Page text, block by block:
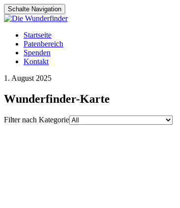
Schalte Navigation
Zum
Inhalt
springen
Startseite
Patenbereich
Spenden
Kontakt
1. August 2025
Wunderfinder-Karte
Filter nach Kategorie